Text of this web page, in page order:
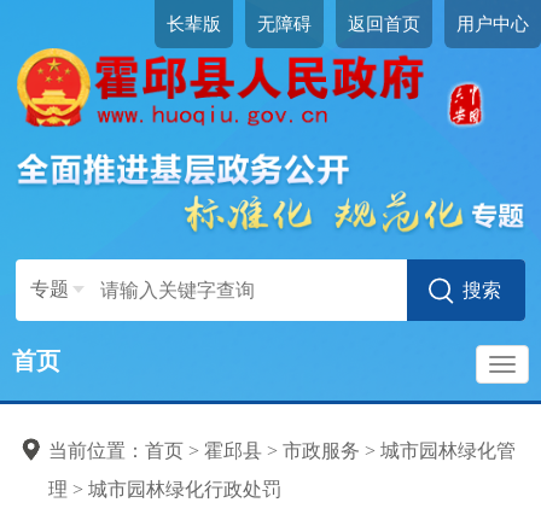
长辈版 无障碍 返回首页 用户中心
专题
首页
当前位置： 首页 > 霍邱县 > 市政服务 > 城市园林绿化管
理 > 城市园林绿化行政处罚